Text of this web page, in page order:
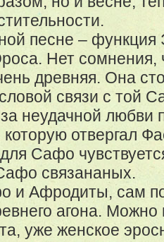
песне – функция
Нет сомнения,
древняя. Она
связи с той
неудачной любви
отвергал
Сафо
связананых.
и Афродиты, сам
агона. Можно
уже женское